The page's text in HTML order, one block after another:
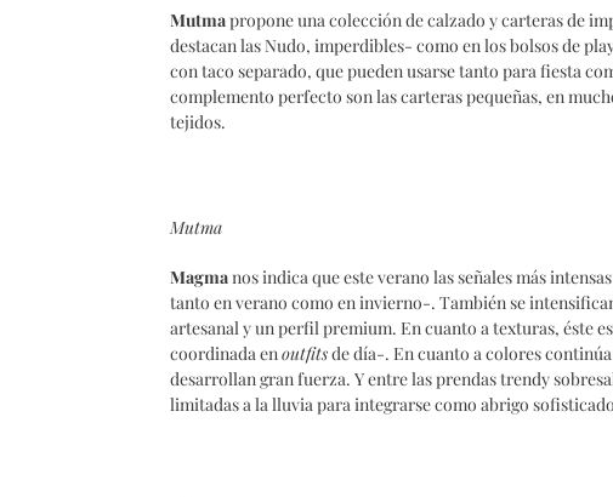
Mutmapropone una colección de calzado y carteras de
destacan las Nudo, imperdibles- como en los bolsos de
con taco separado, que pueden usarse tanto para fiesta
complemento perfecto son las carteras pequeñas, en
tejidos.
Mutma
Magmanos indica que este verano las señales más
tanto en verano como en invierno-. También se
artesanal y un perfil premium. En cuanto a texturas, éste
coordinada enoutfitsde día-. En cuanto a colores
desarrollan gran fuerza. Y entre las prendas trendy
limitadas a la lluvia para integrarse como abrigo